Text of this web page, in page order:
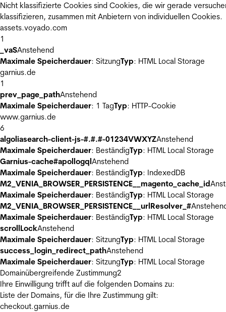
Nicht klassifizierte Cookies sind Cookies, die wir gerade
klassifizieren, zusammen mit Anbietern von individuellen Cookies.
assets.voyado.com
1
_vaSAnstehend
Maximale Speicherdauer: SitzungTyp: HTML Local Storage
garnius.de
1
prev_page_pathAnstehend
Maximale Speicherdauer: 1 TagTyp: HTTP-Cookie
www.garnius.de
6
algoliasearch-client-js-#.#.#-01234VWXYZAnstehend
Maximale Speicherdauer: BeständigTyp: HTML Local Storage
Garnius-cache#apollogqlAnstehend
Maximale Speicherdauer: BeständigTyp: IndexedDB
M2_VENIA_BROWSER_PERSISTENCE__magento_cache_id
Maximale Speicherdauer: BeständigTyp: HTML Local Storage
M2_VENIA_BROWSER_PERSISTENCE__urlResolver_#
Maximale Speicherdauer: BeständigTyp: HTML Local Storage
scrollLockAnstehend
Maximale Speicherdauer: SitzungTyp: HTML Local Storage
success_login_redirect_pathAnstehend
Maximale Speicherdauer: SitzungTyp: HTML Local Storage
Domainübergreifende Zustimmung2
Ihre Einwilligung trifft auf die folgenden Domains zu:
Liste der Domains, für die Ihre Zustimmung gilt:
checkout.garnius.de